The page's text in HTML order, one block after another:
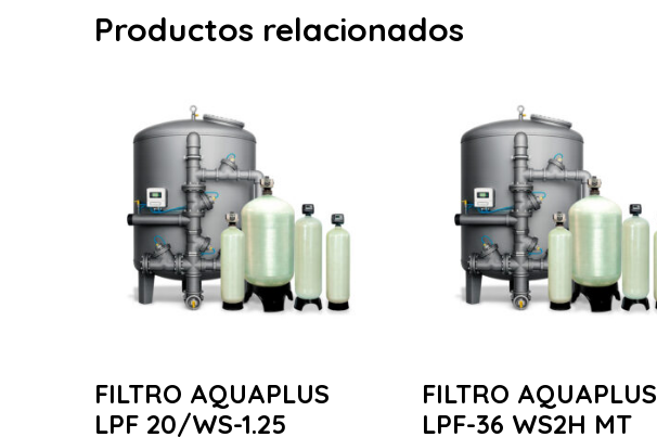
Productos relacionados
FILTRO AQUAPLUS
LPF 20/WS-1.25
FILTRO AQUAPLUS
LPF-36 WS2H MT